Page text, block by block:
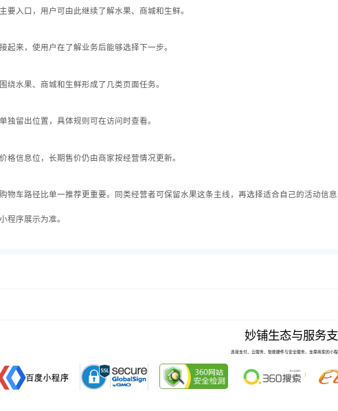
要入口，用户可由此继续了解水果、商城和生鲜。
起来，使用户在了解业务后能够选择下一步。
绕水果、商城和生鲜形成了几类页面任务。
独留出位置，具体规则可在访问时查看。
格信息位，长期售价仍由商家按经营情况更新。
物车路径比单一推荐更重要。同类经营者可保留水果这条主线，再选择适合自己的活动信息
程序展示为准。
妙铺生态与服务
连接支付、云服务、智能硬件与安全服务，支撑商家的小程